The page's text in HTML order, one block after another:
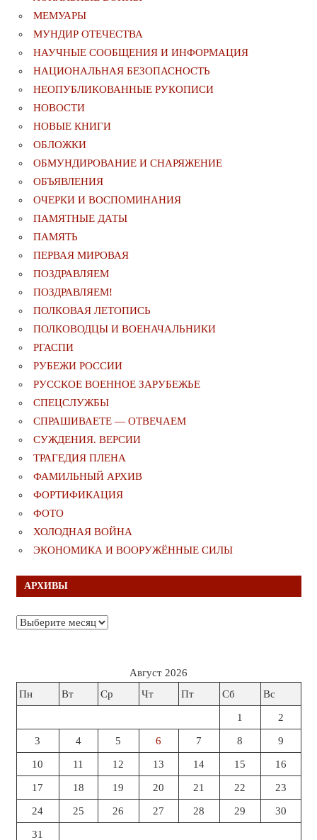
МЕМУАРЫ
МУНДИР ОТЕЧЕСТВА
НАУЧНЫЕ СООБЩЕНИЯ И ИНФОРМАЦИЯ
НАЦИОНАЛЬНАЯ БЕЗОПАСНОСТЬ
НЕОПУБЛИКОВАННЫЕ РУКОПИСИ
НОВОСТИ
НОВЫЕ КНИГИ
ОБЛОЖКИ
ОБМУНДИРОВАНИЕ И СНАРЯЖЕНИЕ
ОБЪЯВЛЕНИЯ
ОЧЕРКИ И ВОСПОМИНАНИЯ
ПАМЯТНЫЕ ДАТЫ
ПАМЯТЬ
ПЕРВАЯ МИРОВАЯ
ПОЗДРАВЛЯЕМ
ПОЗДРАВЛЯЕМ!
ПОЛКОВАЯ ЛЕТОПИСЬ
ПОЛКОВОДЦЫ И ВОЕНАЧАЛЬНИКИ
РГАСПИ
РУБЕЖИ РОССИИ
РУССКОЕ ВОЕННОЕ ЗАРУБЕЖЬЕ
СПЕЦСЛУЖБЫ
СПРАШИВАЕТЕ — ОТВЕЧАЕМ
СУЖДЕНИЯ. ВЕРСИИ
ТРАГЕДИЯ ПЛЕНА
ФАМИЛЬНЫЙ АРХИВ
ФОРТИФИКАЦИЯ
ФОТО
ХОЛОДНАЯ ВОЙНА
ЭКОНОМИКА И ВООРУЖЁННЫЕ СИЛЫ
АРХИВЫ
Архивы
Август 2026
Пн
Вт Ср Чт Пт Сб Вс
1 2
3 4 5 6 7 8 9
10 11 12 13 14 15 16
17 18 19 20 21 22 23
24 25 26 27 28 29 30
31